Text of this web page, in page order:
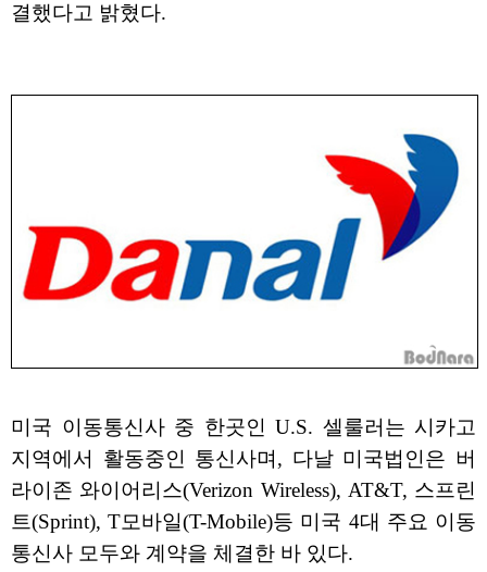
결했다고 밝혔다.
미국 이동통신사 중 한곳인 U.S. 셀룰러는 시카고
지역에서 활동중인 통신사며, 다날 미국법인은 버
라이존 와이어리스(Verizon Wireless), AT&T, 스프린
트(Sprint), T모바일(T-Mobile)등 미국 4대 주요 이동
통신사 모두와 계약을 체결한 바 있다.